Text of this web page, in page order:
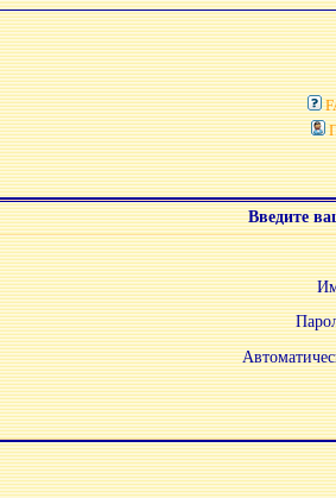
Введите